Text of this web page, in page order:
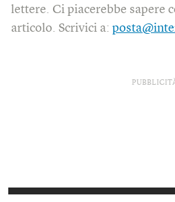
lettere. Ci piacerebbe sapere
articolo. Scrivici a: